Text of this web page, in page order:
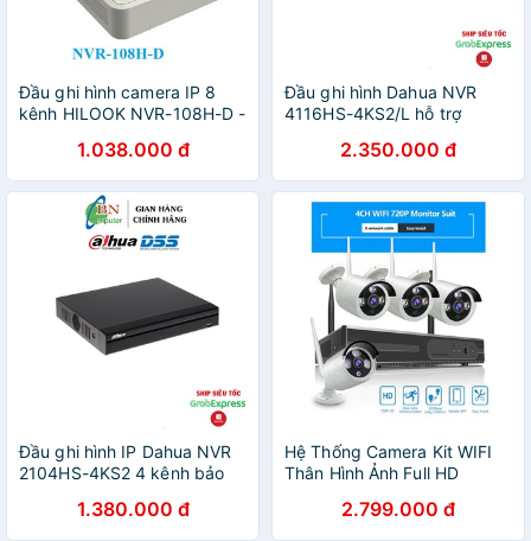
Đầu ghi hình camera IP 8
kênh HILOOK NVR-108H-D -
1.038.000 đ
Đầu ghi hình Dahua NVR
4116HS-4KS2/L hỗ trợ
2.350.000 đ
Đầu ghi hình IP Dahua NVR
2104HS-4KS2 4 kênh bảo
1.380.000 đ
Hệ Thống Camera Kit WIFI
Thân Hình Ảnh Full HD
2.799.000 đ